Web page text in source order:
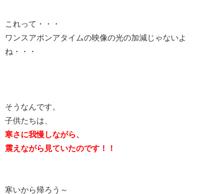
これって・・・
ワンスアポンアタイムの映像の光の加減じゃないよ
ね・・・
そうなんです。
子供たちは、
寒さに我慢しながら、
震えながら見ていたのです！！
寒いから帰ろう～